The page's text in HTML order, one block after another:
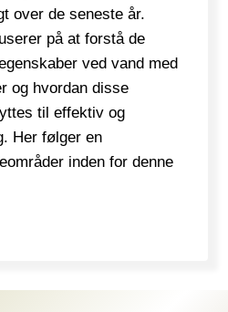
over de seneste år.
på at forstå de
ved vand med
og hvordan disse
til effektiv og
Her følger en
inden for denne